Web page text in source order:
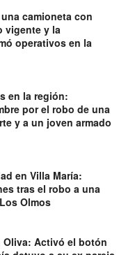
camioneta con
vigente y la
operativos en la
en la región:
por el robo de una
y a un joven armado
en Villa María:
tras el robo a una
Olmos
Oliva: Activó el botón